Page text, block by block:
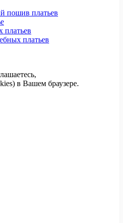
пошив платьев
платьев
платьев
в Вашем браузере.